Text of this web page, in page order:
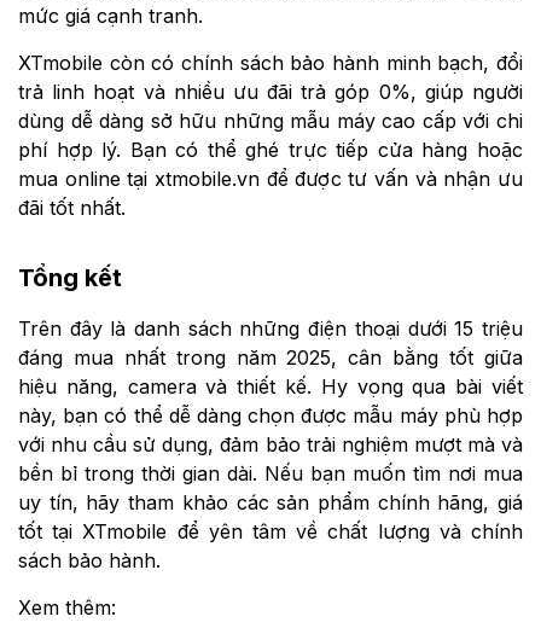
mức giá cạnh tranh.
XTmobile còn có chính sách bảo hành minh bạch, đổi
trả linh hoạt và nhiều ưu đãi trả góp 0%, giúp người
dùng dễ dàng sở hữu những mẫu máy cao cấp với chi
phí hợp lý. Bạn có thể ghé trực tiếp cửa hàng hoặc
mua online tại xtmobile.vn để được tư vấn và nhận ưu
đãi tốt nhất.
Tổng kết
Trên đây là danh sách những điện thoại dưới 15 triệu
đáng mua nhất trong năm 2025, cân bằng tốt giữa
hiệu năng, camera và thiết kế. Hy vọng qua bài viết
này, bạn có thể dễ dàng chọn được mẫu máy phù hợp
với nhu cầu sử dụng, đảm bảo trải nghiệm mượt mà và
bền bỉ trong thời gian dài. Nếu bạn muốn tìm nơi mua
uy tín, hãy tham khảo các sản phẩm chính hãng, giá
tốt tại XTmobile để yên tâm về chất lượng và chính
sách bảo hành.
Xem thêm: